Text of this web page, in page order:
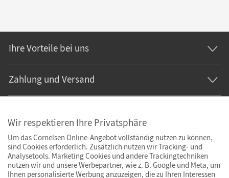
Ihre Vorteile bei uns
Zahlung und Versand
Wir respektieren Ihre Privatsphäre
Um das Cornelsen Online-Angebot vollständig nutzen zu können,
sind Cookies erforderlich. Zusätzlich nutzen wir Tracking- und
Analysetools. Marketing Cookies und andere Trackingtechniken
nutzen wir und unsere Werbepartner, wie z. B. Google und Meta, um
Ihnen personalisierte Werbung anzuzeigen, die zu Ihren Interessen